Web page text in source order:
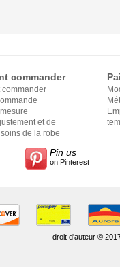
commander
commander
et de
de la robe
Pin us
on Pinterest
droit d'auteur ©